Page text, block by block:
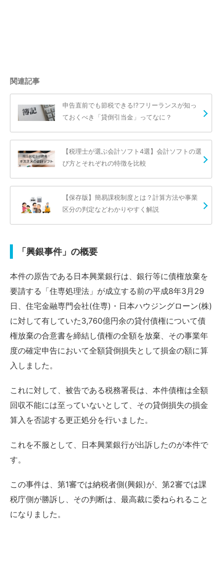
関連記事
申告直前でも節税できる!?フリーランスが知っ
ておくべき「貸倒引当金」ってなに？
【税理士が選ぶ会計ソフト4選】会計ソフトの選
び方とそれぞれの特徴を比較
【保存版】簡易課税制度とは？計算方法や事業
区分の判定などわかりやすく解説
「興銀事件」の概要
本件の原告である日本興業銀行は、銀行等に債権放棄を
要請する「住専処理法」が成立する前の平成8年3月29
日、住宅金融専門会社(住専)・日本ハウジングローン(株)
に対して有していた3,760億円余の貸付債権について債
権放棄の合意書を締結し債権の全額を放棄、その事業年
度の確定申告において全額貸倒損失として損金の額に算
入しました。
これに対して、被告である税務署長は、本件債権は全額
回収不能には至っていないとして、その貸倒損失の損金
算入を否認する更正処分を行いました。
これを不服として、日本興業銀行が出訴したのが本件で
す。
この事件は、第1審では納税者側(興銀)が、第2審では課
税庁側が勝訴し、その判断は、最高裁に委ねられること
になりました。